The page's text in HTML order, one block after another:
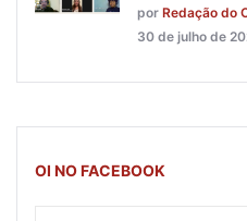
por Redação do
30 de julho de
OI NO FACEBOOK